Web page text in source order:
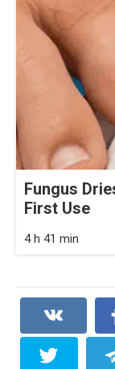
Fungus
First Use
4 h 41 min